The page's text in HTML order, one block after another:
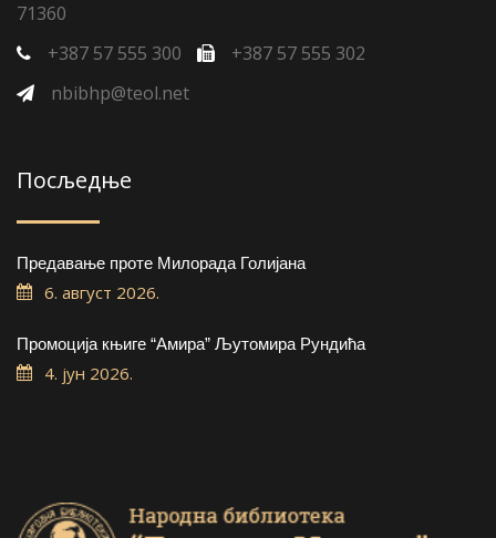
71360
+387 57 555 300
+387 57 555 302
nbibhp@teol.net
Посљедње
Предавање проте Милорада Голијана
6. август 2026.
Промоција књиге “Амира” Љутомира Рундића
4. јун 2026.